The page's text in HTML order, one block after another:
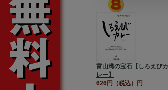
富山湾の宝石【しろえびカ
レー】
626円（税込）円